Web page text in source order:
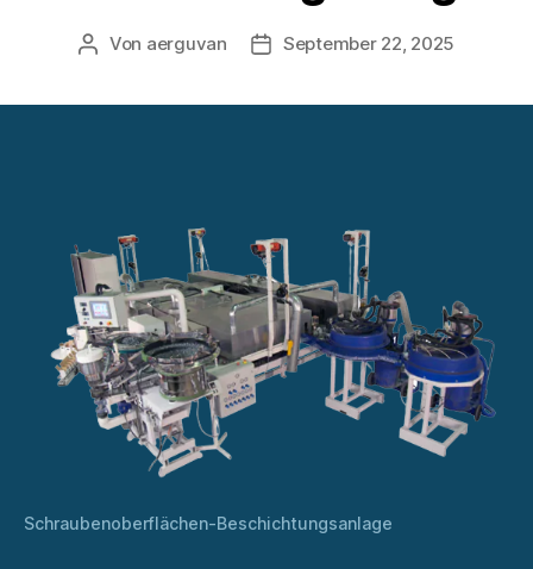
Beitragsautor
Von aerguvan Veröffentlichungsdatum
September 22, 2025
Schraubenoberflächen-Beschichtungsanlage